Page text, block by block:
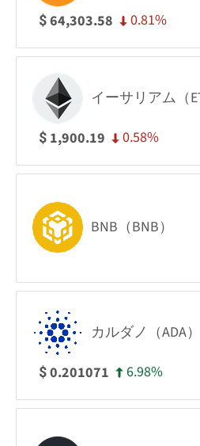
$64,303.58 0.81%
イーサリアム（
$ 1,900.19 0.58%
BNB（BNB）
カルダノ（ADA）
$0.201071 6.98%